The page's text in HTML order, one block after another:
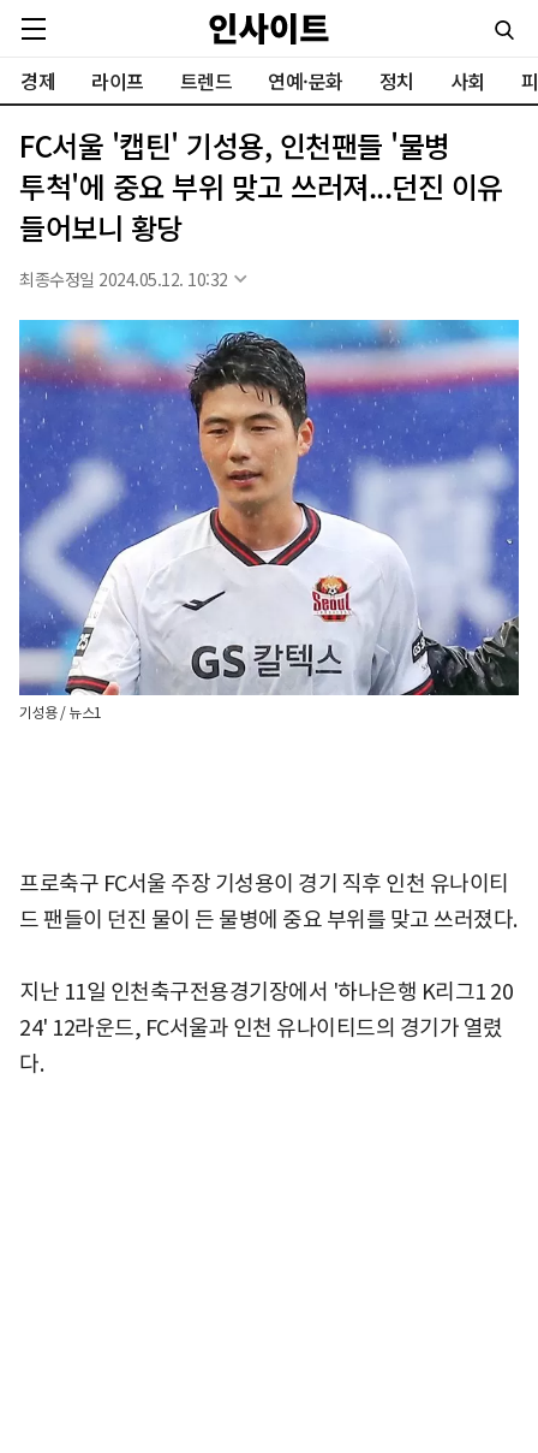
경제 라이프 트렌드 연예·문화 정치 사회
FC서울 '캡틴' 기성용, 인천팬들 '물병
투척'에 중요 부위 맞고 쓰러져...던진 이유
들어보니 황당
최종수정일 2024.05.12. 10:32
기성용 / 뉴스1
프로축구 FC서울 주장 기성용이 경기 직후 인천 유나이티
드 팬들이 던진 물이 든 물병에 중요 부위를 맞고 쓰러졌다.
지난 11일 인천축구전용경기장에서 '하나은행 K리그1 20
24' 12라운드, FC서울과 인천 유나이티드의 경기가 열렸
다.